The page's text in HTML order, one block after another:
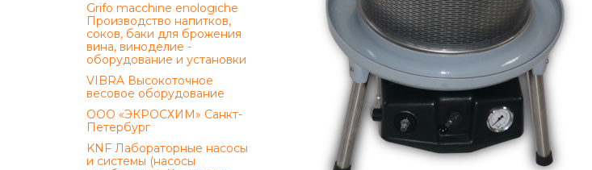
Grifo macchine enologiche
Производство напитков,
соков, баки для брожения
вина, виноделие -
оборудование и установки
VIBRA Высокоточное
весовое оборудование
ООО «ЭКРОСХИМ» Санкт-
Петербург
KNF Лабораторные насосы
и системы (насосы